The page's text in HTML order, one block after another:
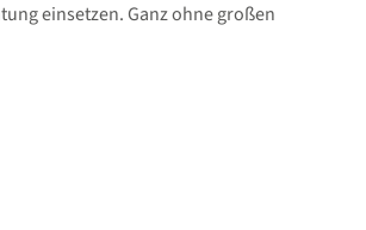
einsetzen. Ganz ohne großen